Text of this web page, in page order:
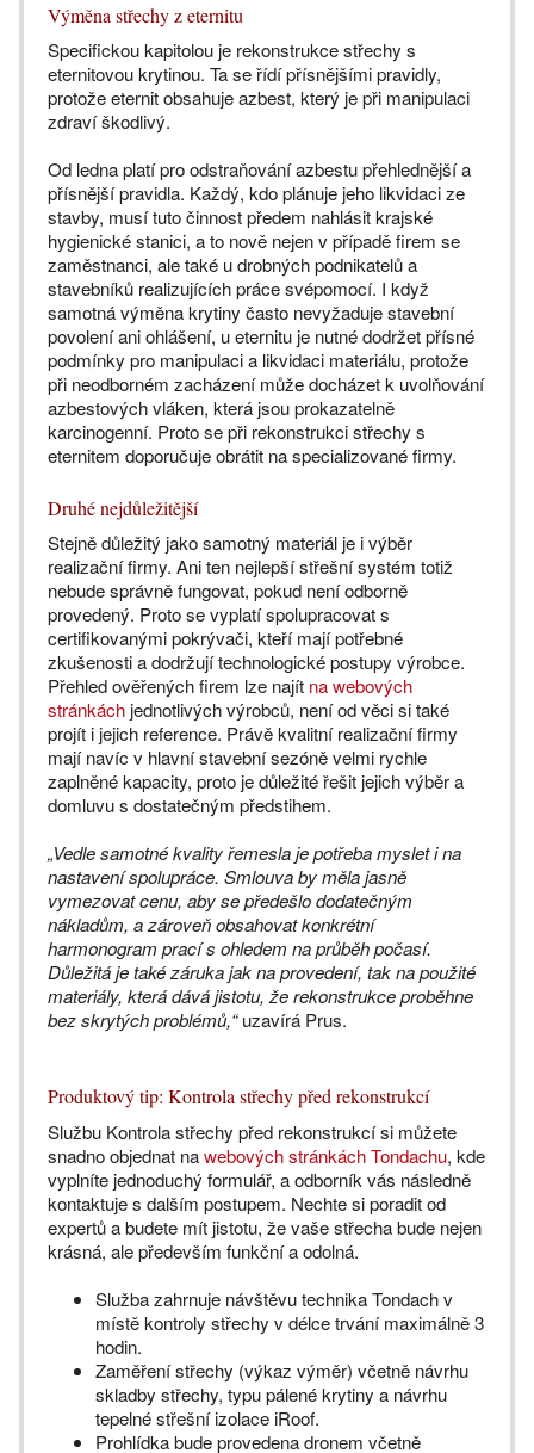
Výměna střechy z eternitu
Specifickou kapitolou je rekonstrukce střechy s
eternitovou krytinou. Ta se řídí přísnějšími pravidly,
protože eternit obsahuje azbest, který je při manipulaci
zdraví škodlivý.
Od ledna platí pro odstraňování azbestu přehlednější a
přísnější pravidla. Každý, kdo plánuje jeho likvidaci ze
stavby, musí tuto činnost předem nahlásit krajské
hygienické stanici, a to nově nejen v případě firem se
zaměstnanci, ale také u drobných podnikatelů a
stavebníků realizujících práce svépomocí. I když
samotná výměna krytiny často nevyžaduje stavební
povolení ani ohlášení, u eternitu je nutné dodržet přísné
podmínky pro manipulaci a likvidaci materiálu, protože
při neodborném zacházení může docházet k uvolňování
azbestových vláken, která jsou prokazatelně
karcinogenní. Proto se při rekonstrukci střechy s
eternitem doporučuje obrátit na specializované firmy.
Druhé nejdůležitější
Stejně důležitý jako samotný materiál je i výběr
realizační firmy. Ani ten nejlepší střešní systém totiž
nebude správně fungovat, pokud není odborně
provedený. Proto se vyplatí spolupracovat s
certifikovanými pokrývači, kteří mají potřebné
zkušenosti a dodržují technologické postupy výrobce.
Přehled ověřených firem lze najít na webových
stránkách jednotlivých výrobců, není od věci si také
projít i jejich reference. Právě kvalitní realizační firmy
mají navíc v hlavní stavební sezóně velmi rychle
zaplněné kapacity, proto je důležité řešit jejich výběr a
domluvu s dostatečným předstihem.
„Vedle samotné kvality řemesla je potřeba myslet i na
nastavení spolupráce. Smlouva by měla jasně
vymezovat cenu, aby se předešlo dodatečným
nákladům, a zároveň obsahovat konkrétní
harmonogram prací s ohledem na průběh počasí.
Důležitá je také záruka jak na provedení, tak na použité
materiály, která dává jistotu, že rekonstrukce proběhne
bez skrytých problémů,“uzavírá Prus.
Produktový tip: Kontrola střechy před rekonstrukcí
Službu Kontrola střechy před rekonstrukcí si můžete
snadno objednat nawebových stránkách Tondachu, kde
vyplníte jednoduchý formulář, a odborník vás následně
kontaktuje s dalším postupem. Nechte si poradit od
expertů a budete mít jistotu, že vaše střecha bude nejen
krásná, ale především funkční a odolná.
Služba zahrnuje návštěvu technika Tondach v
místě kontroly střechy v délce trvání maximálně 3
hodin.
Zaměření střechy (výkaz výměr) včetně návrhu
skladby střechy, typu pálené krytiny a návrhu
tepelné střešní izolace iRoof.
Prohlídka bude provedena dronem včetně